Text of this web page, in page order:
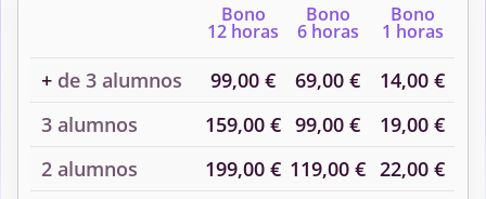
Bono
12 horas
Bono
6 horas
Bono
1 horas
+ de 3 alumnos 99,00 € 69,00 €
14,00 €
3 alumnos
159,00 € 99,00 €
19,00 €
2 alumnos
199,00 € 119,00 € 22,00 €